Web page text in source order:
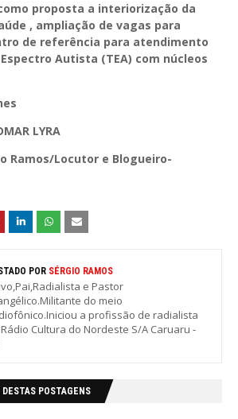
proposta a interiorização da
, ampliação de vagas para
de referência para atendimento
Autista (TEA) com núcleos
LYRA
Ramos/Locutor e Blogueiro-
POR SÉRGIO RAMOS
e Pastor
do meio
a profissão de radialista
Cultura do Nordeste S/A Caruaru -
POSTAGENS